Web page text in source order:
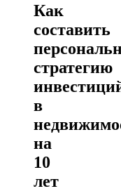
Как
составить
стратегию
в
на
10
лет